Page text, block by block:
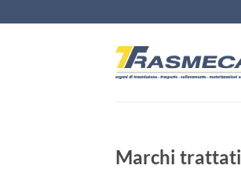
ai
Marchi trattati